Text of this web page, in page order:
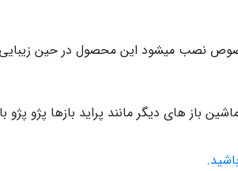
نصب میشود این محصول در حین زیبایی
باز های دیگر مانند پراید بازها پژو